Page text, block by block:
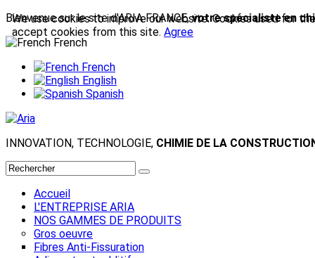
Bienvenue sur le site d'ARIA FRANCE,votre spécialiste en
French
French
English
Spanish
INNOVATION, TECHNOLOGIE, CHIMIE DE LA
Accueil
L'ENTREPRISE ARIA
NOS GAMMES DE PRODUITS
Gros oeuvre
Fibres Anti-Fissuration
We use cookies to improve our website. Cookies used for
accept cookies from this site. Agree